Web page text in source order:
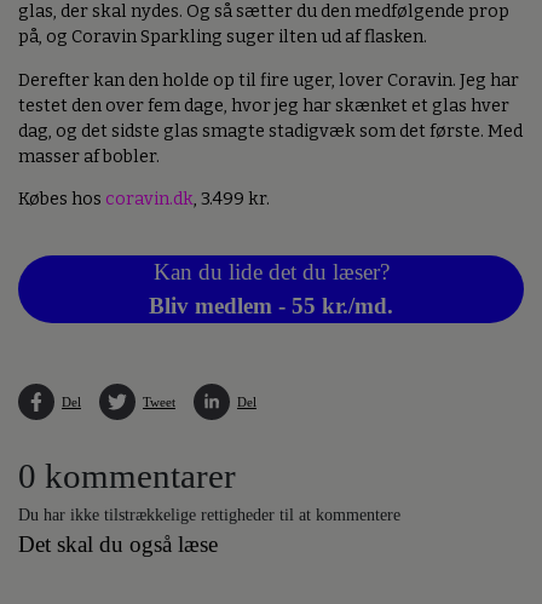
glas, der skal nydes. Og så sætter du den medfølgende prop
på, og Coravin Sparkling suger ilten ud af flasken.
Derefter kan den holde op til fire uger, lover Coravin. Jeg har
testet den over fem dage, hvor jeg har skænket et glas hver
dag, og det sidste glas smagte stadigvæk som det første. Med
masser af bobler.
Købes hos coravin.dk, 3.499 kr.
Kan du lide det du læser?
Bliv medlem - 55 kr./md.
Del Tweet Del
0 kommentarer
Du har ikke tilstrækkelige rettigheder til at kommentere
Det skal du også læse